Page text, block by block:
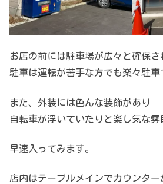
お店の前には駐車場が広々と確保さ
駐車は運転が苦手な方でも楽々駐車
また、外装には色んな装飾があり
自転車が浮いていたりと楽し気な雰
早速入ってみます。
店内はテーブルメインでカウンター